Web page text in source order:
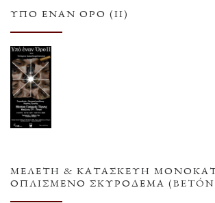
ΥΠΌ ΈΝΑΝ ΌΡΟ (ΙΙ)
ΜΕΛΕΤΗ & ΚΑΤΑΣΚΕΥΗ
ΟΠΛΙΣΜΕΝΟ ΣΚΥΡΟΔΕΜΑ (BETÓN